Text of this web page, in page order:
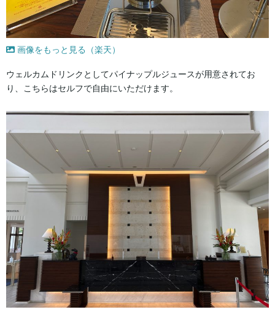
画像をもっと見る（楽天）
ウェルカムドリンクとしてパイナップルジュースが用意されてお
り、こちらはセルフで自由にいただけます。